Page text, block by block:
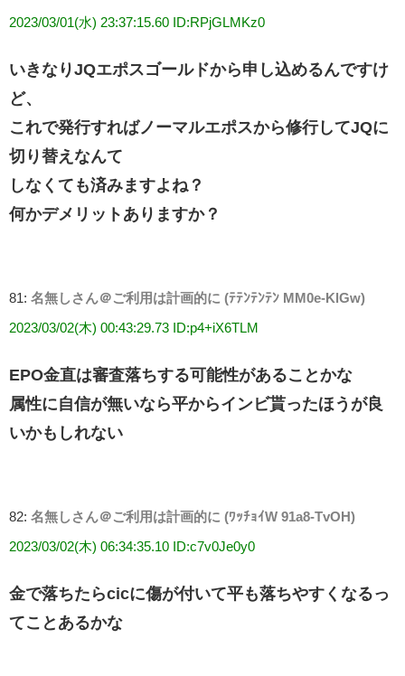
2023/03/01(水) 23:37:15.60 ID:RPjGLMKz0
いきなりJQエポスゴールドから申し込めるんですけ
ど、
これで発行すればノーマルエポスから修行してJQに
切り替えなんて
しなくても済みますよね？
何かデメリットありますか？
81: 名無しさん＠ご利用は計画的に (ﾃﾃﾝﾃﾝﾃﾝ MM0e-KlGw)
2023/03/02(木) 00:43:29.73 ID:p4+iX6TLM
EPO金直は審査落ちする可能性があることかな
属性に自信が無いなら平からインビ貰ったほうが良
いかもしれない
82: 名無しさん＠ご利用は計画的に (ﾜｯﾁｮｲW 91a8-TvOH)
2023/03/02(木) 06:34:35.10 ID:c7v0Je0y0
金で落ちたらcicに傷が付いて平も落ちやすくなるっ
てことあるかな